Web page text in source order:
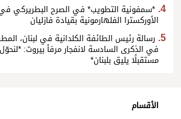
*سمفونية التطويب* في الصرح البطريركي
الأوركسترا الفلهارمونية بقيادة فازليان
رسالة رئيس الطائفة الكلدانية في لبنان،
في الذكرى السادسة لانفجار مرفأ بيروت:
مستقبلًا يليق بلبنان*
الأقسام